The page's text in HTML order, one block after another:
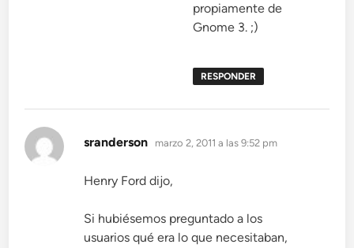
propiamente de
Gnome 3. ;)
RESPONDER
sranderson dice:
marzo 2, 2011 a las 9:52 pm
Henry Ford dijo,
Si hubiésemos preguntado a los
usuarios qué era lo que necesitaban,